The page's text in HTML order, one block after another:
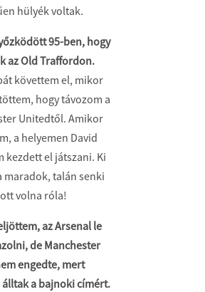
hülyék voltak.
95-ben, hogy
az Old Traffordon.
követtem el, mikor
hogy távozom a
Unitedtől. Amikor
a helyemen David
kezdett el játszani. Ki
maradok, talán senki
volna róla!
az Arsenal le
de Manchester
engedte, mert
a bajnoki címért.